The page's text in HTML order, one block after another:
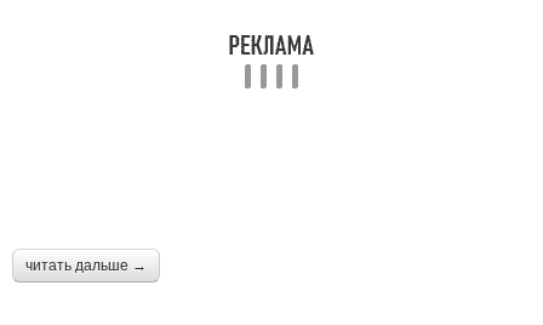
читать дальше →